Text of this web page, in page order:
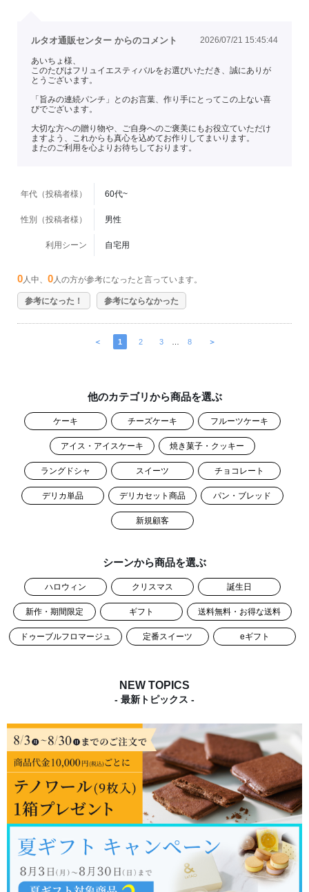
ルタオ通販センター からのコメント 2026/07/21 15:45:44
あいちょ様、
このたびはフリュイエスティバルをお選びいただき、誠にありが
とうございます。
「旨みの連続パンチ」とのお言葉、作り手にとってこの上ない喜
びでございます。
大切な方への贈り物や、ご自身へのご褒美にもお役立ていただけ
ますよう、これからも真心を込めてお作りしてまいります。
またのご利用を心よりお待ちしております。
年代（投稿者様） 60代~
性別（投稿者様） 男性
利用シーン 自宅用
0 人中、 0 人の方が参考になったと言っています。
参考になった！ 参考にならなかった
＜ 1 2 3 8 ＞
他のカテゴリから商品を選ぶ
ケーキ チーズケーキ フルーツケーキ
アイス・アイスケーキ 焼き菓子・クッキー
ラングドシャ スイーツ チョコレート
デリカ単品 デリカセット商品 パン・ブレッド
新規顧客
シーンから商品を選ぶ
ハロウィン クリスマス 誕生日
新作・期間限定 ギフト 送料無料・お得な送料
ドゥーブルフロマージュ 定番スイーツ eギフト
NEW TOPICS
- 最新トピックス -